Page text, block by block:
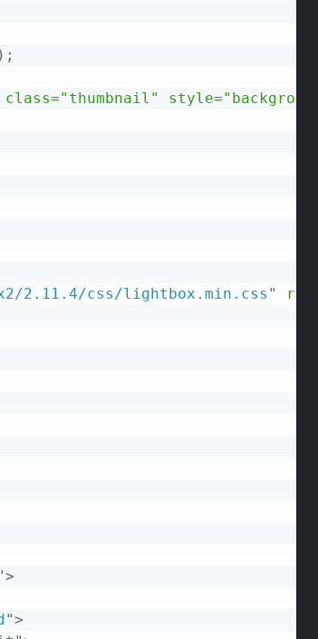
) ;
2.11.4/css/lightbox.min.css " rel
>
">